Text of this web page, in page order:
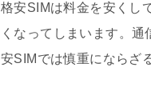
格安SIMは料金を安くし
くなってしまいます。
安SIMでは慎重にならざ